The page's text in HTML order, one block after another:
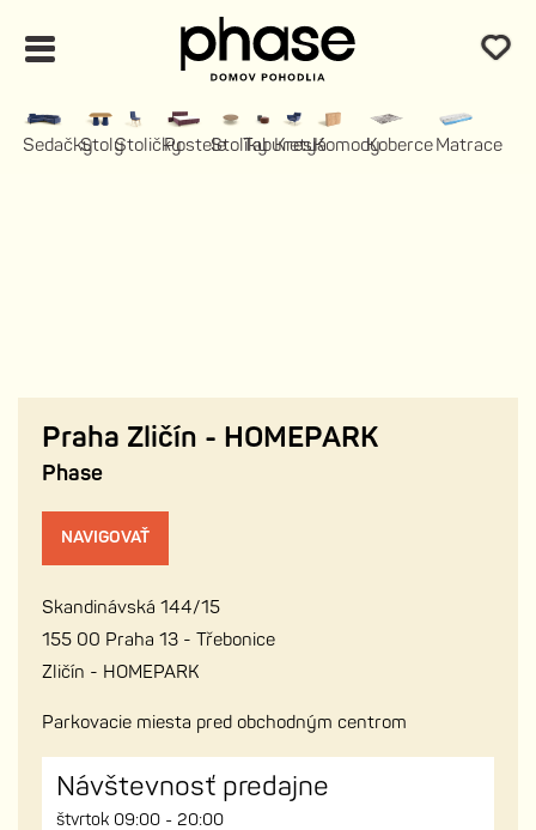
SedačkyStolyStoličkyPosteleStolíkyTaburety
KresláKomodyKoberceMatrace
Praha Zličín - HOMEPARK
Phase
NAVIGOVAŤ
Skandinávská 144/15
155 00 Praha 13 - Třebonice
Zličín - HOMEPARK
Parkovacie miesta pred obchodným centrom
Návštevnosť predajne
štvrtok 09:00 - 20:00